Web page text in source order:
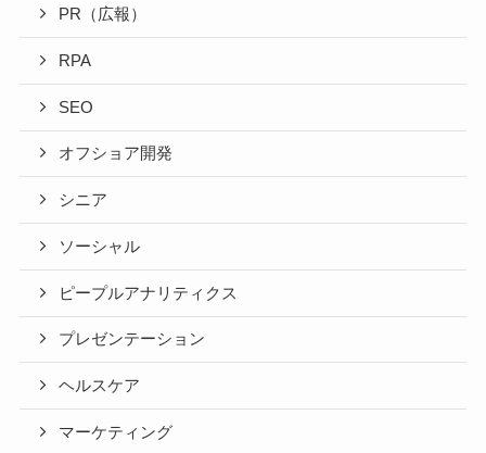
PR（広報）
RPA
SEO
オフショア開発
シニア
ソーシャル
ピープルアナリティクス
プレゼンテーション
ヘルスケア
マーケティング